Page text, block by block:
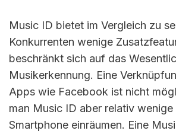
Music ID bietet im Vergleich zu
Konkurrenten wenige
beschränkt sich auf das
Musikerkennung. Eine
Apps wie Facebook ist nicht
man Music ID aber relativ
Smartphone einräumen. Eine